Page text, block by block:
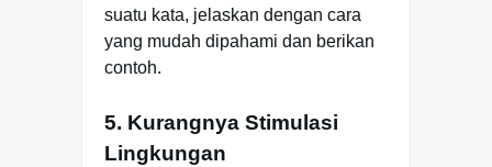
suatu kata, jelaskan dengan cara
yang mudah dipahami dan berikan
contoh.
5. Kurangnya Stimulasi
Lingkungan